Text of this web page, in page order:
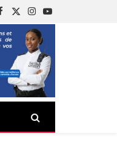
Facebook
X
(Twitter)
Instagram
YouTube